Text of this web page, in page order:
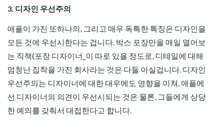
3. 디자인 우선주의
애플이 가진 또하나의, 그리고 매우 독특한 특징은 디자인을
모든 것에 우선시한다는 겁니다. 박스 포장만을 매일 열어보
는 직책(포장 디자이너_이 따로 있을 정도로, 디테일에 대해
엄청난 집착을 가진 회사라는 것은 다들 아실겁니다. 디자인
우선주의는 디자이너에 대한 대우에도 영향을 미쳐, 애플에
선 디자이너의 의견이 우선시되는 것은 물론, 그들에게 상당
한 예의를 갖춰서 대접한다고 합니다.